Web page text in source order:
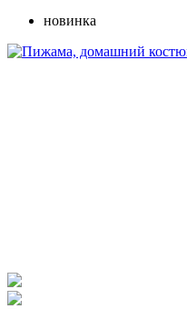
новинка